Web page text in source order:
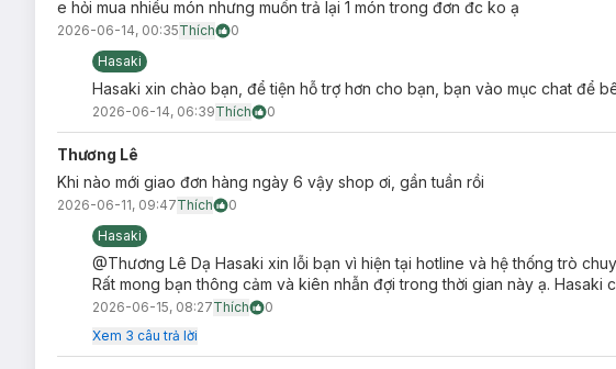
Hỗ trợ cân bằng hệ vi sinh vật trên da, giảm thiểu tình trạng kích ứng cho
Độ an toàn:
Không cồn ethanol, không sulfate, không dầu khoáng, không paraben,
Hướng dẫn bảo quản Nước Tẩy Trang Cocoon Hau Giang
Nơi khô ráo thoáng mát.
Tránh ánh nắng trực tiếp, nơi có nhiệt độ cao hoặc ẩm ướt.
Đậy nắp kín sau khi sử dụng.
Lưu ý:
Ngày sản xuất:
Xem chi tiết trên bao bì.
Hạn sử dụng:
e hỏi mua nhiều món nhưng muốn trả lại 1 món trong đơn đc ko ạ
2026-06-14, 00:35Thích
0
Hasaki
Hasaki xin chào bạn, để tiện hỗ trợ hơn cho bạn, bạn vào mục chat để
2026-06-14, 06:39Thích 0
Thương Lê
Khi nào mới giao đơn hàng ngày 6 vậy shop ơi, gần tuần rồi
2026-06-11, 09:47Thích
0
Hasaki
@Thương Lê Dạ Hasaki xin lỗi bạn vì hiện tại hotline và hệ thống trò
Rất mong bạn thông cảm và kiên nhẫn đợi trong thời gian này ạ. Hasaki
2026-06-15, 08:27Thích
0
Xem 3 câu trả lời